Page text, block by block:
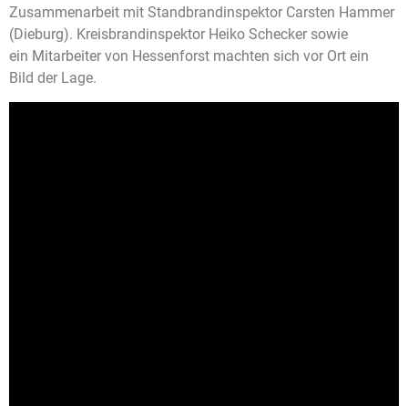
Zusammenarbeit mit Standbrandinspektor Carsten Hammer
(Dieburg). Kreisbrandinspektor Heiko Schecker sowie
ein Mitarbeiter von Hessenforst machten sich vor Ort ein
Bild der Lage.